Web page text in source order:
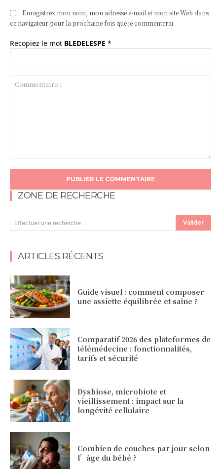
Enregistrez mon nom, mon adresse e-mail et mon site Web dans
ce navigateur pour la prochaine fois que je commenterai.
Recopiez le mot BLEDELESPE *
ZONE DE RECHERCHE
Effectuer une recherche Valider
ARTICLES RÉCENTS
Guide visuel : comment composer
une assiette équilibrée et saine ?
Comparatif 2026 des plateformes de
télémédecine : fonctionnalités,
tarifs et sécurité
Dysbiose, microbiote et
vieillissement : impact sur la
longévité cellulaire
Combien de couches par jour selon
l’âge du bébé ?